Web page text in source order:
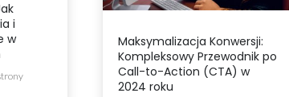
i
w
Maksymalizacja Konwersji:
Kompleksowy Przewodnik po
Call-to-Action (CTA) w
2024 roku